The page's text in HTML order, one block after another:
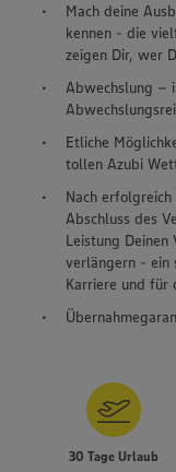
Mach deine
kennen - die
zeigen Dir, wer
Abwechslung –
Etliche
tollen Azubi
Nach
Abschluss des
Leistung Deinen
verlängern - ein
Karriere und für
30 Tage Urlaub